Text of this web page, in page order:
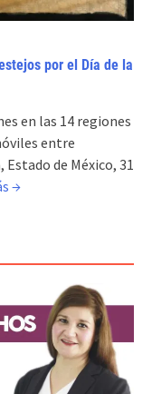
por el Día de la
en las 14 regiones
entre
de México, 31
→